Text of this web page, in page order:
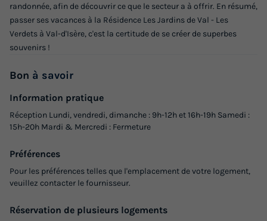
randonnée, afin de découvrir ce que le secteur a à offrir. En résumé,
passer ses vacances à la Résidence Les Jardins de Val - Les
Verdets à Val-d'Isère, c'est la certitude de se créer de superbes
souvenirs !
Bon à savoir
Information pratique
Réception Lundi, vendredi, dimanche : 9h-12h et 16h-19h Samedi :
15h-20h Mardi & Mercredi : Fermeture
Préférences
Pour les préférences telles que l'emplacement de votre logement,
veuillez contacter le fournisseur.
Réservation de plusieurs logements